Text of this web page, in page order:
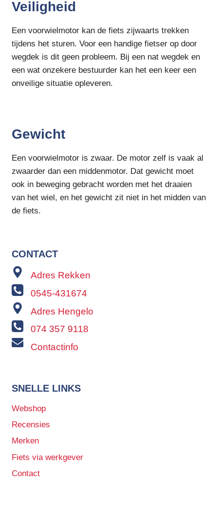
Veiligheid
Een voorwielmotor kan de fiets zijwaarts trekken
tijdens het sturen. Voor een handige fietser op door
wegdek is dit geen probleem. Bij een nat wegdek en
een wat onzekere bestuurder kan het een keer een
onveilige situatie opleveren.
Gewicht
Een voorwielmotor is zwaar. De motor zelf is vaak al
zwaarder dan een middenmotor. Dat gewicht moet
ook in beweging gebracht worden met het draaien
van het wiel, en het gewicht zit niet in het midden van
de fiets.
CONTACT
Adres Rekken
0545-431674
Adres Hengelo
074 357 9118
Contactinfo
SNELLE LINKS
Webshop
Recensies
Merken
Fiets via werkgever
Contact